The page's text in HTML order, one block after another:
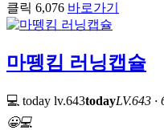
클릭 6,076 바로가기
마뗑킴 러닝캡슐
💻 today lv.643todayLV.643 ·
😀💻